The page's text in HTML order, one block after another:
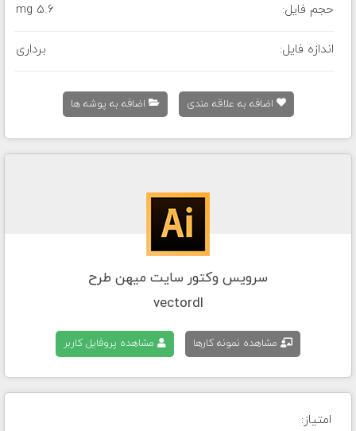
حجم فایل: 5.6 mg
اندازه فایل: برداری
اضافه به علاقه مندی اضافه به پوشه ها
سرویس وکتور سایت میهن طرح
vectordl
مشاهده نمونه کارها مشاهده پروفایل کاربر
امتیاز: